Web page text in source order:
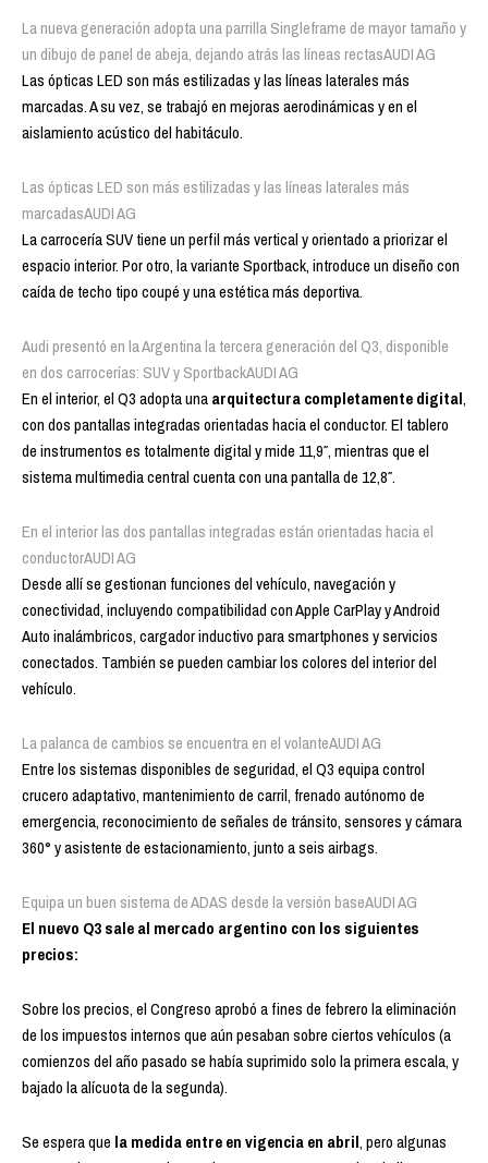
La nueva generación adopta una parrilla Singleframe de mayor tamaño y
un dibujo de panel de abeja, dejando atrás las líneas rectasAUDI AG
Las ópticas LED son más estilizadas y las líneas laterales más
marcadas. A su vez, se trabajó en mejoras aerodinámicas y en el
aislamiento acústico del habitáculo.
Las ópticas LED son más estilizadas y las líneas laterales más
marcadasAUDI AG
La carrocería SUV tiene un perfil más vertical y orientado a priorizar el
espacio interior. Por otro, la variante Sportback, introduce un diseño con
caída de techo tipo coupé y una estética más deportiva.
Audi presentó en la Argentina la tercera generación del Q3, disponible
en dos carrocerías: SUV y SportbackAUDI AG
En el interior, el Q3 adopta unaarquitectura completamente digital,
con dos pantallas integradas orientadas hacia el conductor. El tablero
de instrumentos es totalmente digital y mide 11,9″, mientras que el
sistema multimedia central cuenta con una pantalla de 12,8″.
En el interior las dos pantallas integradas están orientadas hacia el
conductorAUDI AG
Desde allí se gestionan funciones del vehículo, navegación y
conectividad, incluyendo compatibilidad con Apple CarPlay y Android
Auto inalámbricos, cargador inductivo para smartphones y servicios
conectados. También se pueden cambiar los colores del interior del
vehículo.
La palanca de cambios se encuentra en el volanteAUDI AG
Entre los sistemas disponibles de seguridad, el Q3 equipa control
crucero adaptativo, mantenimiento de carril, frenado autónomo de
emergencia, reconocimiento de señales de tránsito, sensores y cámara
360° y asistente de estacionamiento, junto a seis airbags.
Equipa un buen sistema de ADAS desde la versión baseAUDI AG
El nuevo Q3 sale al mercado argentino con los siguientes
precios:
Sobre los precios, el Congresoaprobó a fines de febrero la eliminación
de los impuestos internos que aún pesaban sobre ciertos vehículos (a
comienzos del año pasado se había suprimido solo la primera escala, y
bajado la alícuota de la segunda).
Se espera que la medida entre en vigencia en abril, pero algunas